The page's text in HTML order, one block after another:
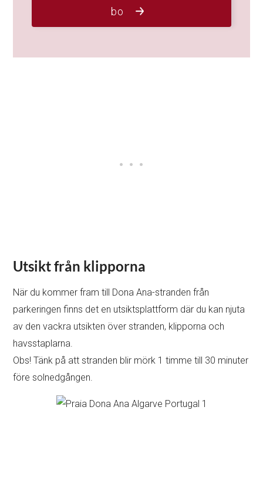
bo
Utsikt från klipporna
När du kommer fram till Dona Ana-stranden från
parkeringen finns det en utsiktsplattform där du kan njuta
av den vackra utsikten över stranden, klipporna och
havsstaplarna.
Obs! Tänk på att stranden blir mörk 1 timme till 30 minuter
före solnedgången.